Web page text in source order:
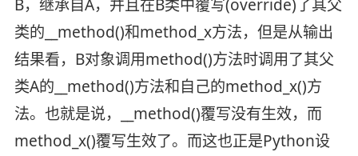
B，继承自A，并且在B类中覆写(override)了其父
类的__method()和method_x方法，但是从输出
结果看，B对象调用method()方法时调用了其父
类A的__method()方法和自己的method_x()方
法。也就是说，__method()覆写没有生效，而
method_x()覆写生效了。而这也正是Python设